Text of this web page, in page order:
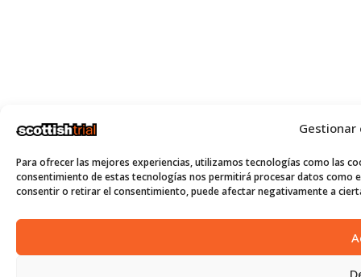
Para ofrecer las mejores experiencias, utilizamos tecnologías como las
consentimiento de estas tecnologías nos permitirá procesar datos como
consentir o retirar el consentimiento, puede afectar negativamente a